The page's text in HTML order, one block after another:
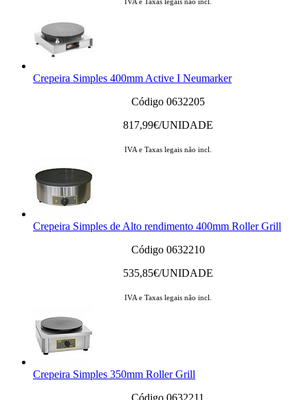
Crepeira Simples 400mm Active I Neumarker
Código 0632205
817,99€/UNIDADE
IVA e Taxas legais não incl.
Crepeira Simples de Alto rendimento 400mm Roller Grill
Código 0632210
535,85€/UNIDADE
IVA e Taxas legais não incl.
Crepeira Simples 350mm Roller Grill